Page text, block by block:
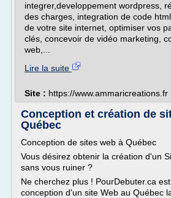
integrer,developpement wordpress,
des charges, integration de code
de votre site internet, optimiser vos
clés, concevoir de vidéo marketing,
web,...
Lire la suite
Site : https://www.ammaricreations.fr
Conception et création de
Québec
Conception de sites web à Québec
Vous désirez obtenir la création d'un
sans vous ruiner ?
Ne cherchez plus ! PourDebuter.ca
conception d'un site Web au Québec